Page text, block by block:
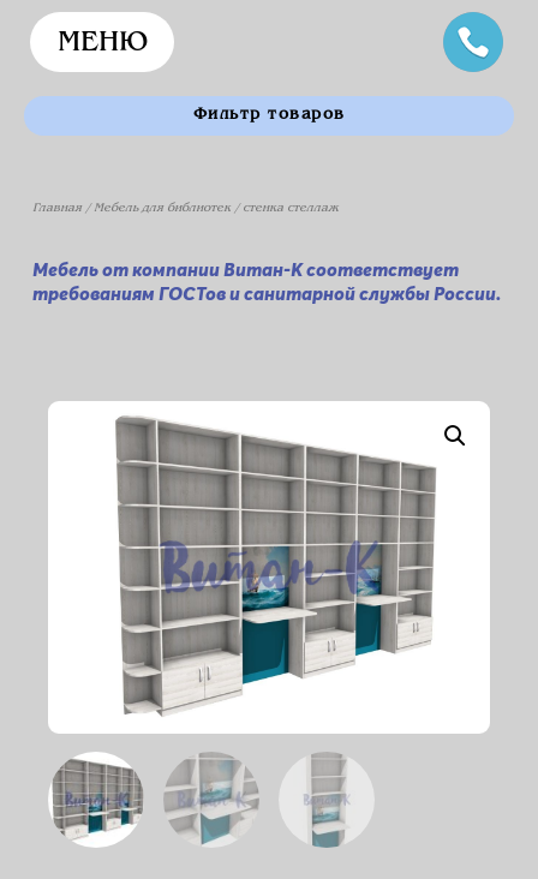
МЕНЮ
Фильтр товаров
Главная/ Мебель для библиотек/ стенка стеллаж
Мебель от компании Витан-К соответствует
требованиям ГОСТов и санитарной службы России.